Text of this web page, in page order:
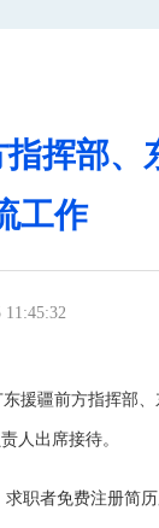
挥部、
工作
11:45:32
援疆前方指挥部
人出席接待。
职者免费注册简